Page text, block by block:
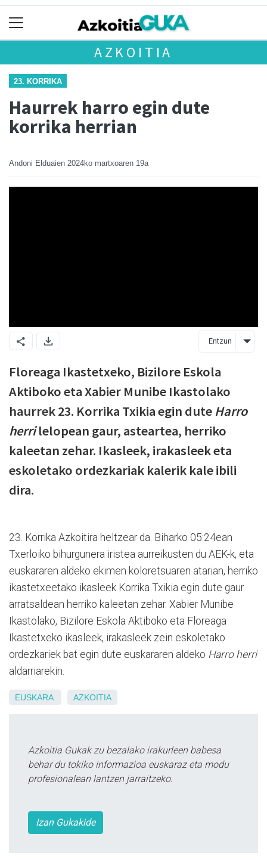
AZKOITIA
23. KORRIKA
Haurrek harro egin dute
korrika herrian
Andoni Elduaien 2024ko martxoaren 19a
Entzun
Floreaga Ikastetxeko, Bizilore Eskola
Aktiboko eta Xabier Munibe Ikastolako
haurrek 23. Korrika Txikia egin dute Harro
herrilelopean gaur, asteartea, herriko
kaleetan zehar. Ikasleek, irakasleek eta
eskoletako ordezkariak kalerik kale ibili
dira.
23. Korrika Azkoitira heltzear da. Biharko 05:24ean
Txerloiko bihurgunera iristea aurreikusten du AEK-k, eta
euskararen aldeko ekimen koloretsuaren atarian, herriko
ikastetxeetako ikasleek Korrika Txikia egin dute gaur
arratsaldean herriko kaleetan zehar. Xabier Munibe
Ikastolako, Bizilore Eskola Aktiboko eta Floreaga
Ikastetxeko ikasleek, irakasleek zein eskoletako
ordezkariek bat egin dute euskararen aldeko Harro herri
aldarriarekin.
EUSKARA AZKOITIA
Azkoitia Gukak zu bezalako irakurleen babesa
behar du tokiko informazioa euskaraz eta modu
profesionalean lantzen jarraitzeko.
Izan Gukakide